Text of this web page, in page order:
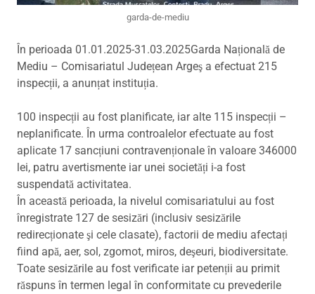
garda-de-mediu
În perioada 01.01.2025-31.03.2025Garda Națională de
Mediu – Comisariatul Județean Argeş a efectuat 215
inspecții, a anunțat instituția.
100 inspecții au fost planificate, iar alte 115 inspecții –
neplanificate. În urma controalelor efectuate au fost
aplicate 17 sancțiuni contravenționale în valoare 346000
lei, patru avertismente iar unei societăți i-a fost
suspendată activitatea.
În această perioada, la nivelul comisariatului au fost
înregistrate 127 de sesizări (inclusiv sesizările
redirecționate şi cele clasate), factorii de mediu afectați
fiind apă, aer, sol, zgomot, miros, deşeuri, biodiversitate.
Toate sesizările au fost verificate iar petenții au primit
răspuns în termen legal în conformitate cu prevederile